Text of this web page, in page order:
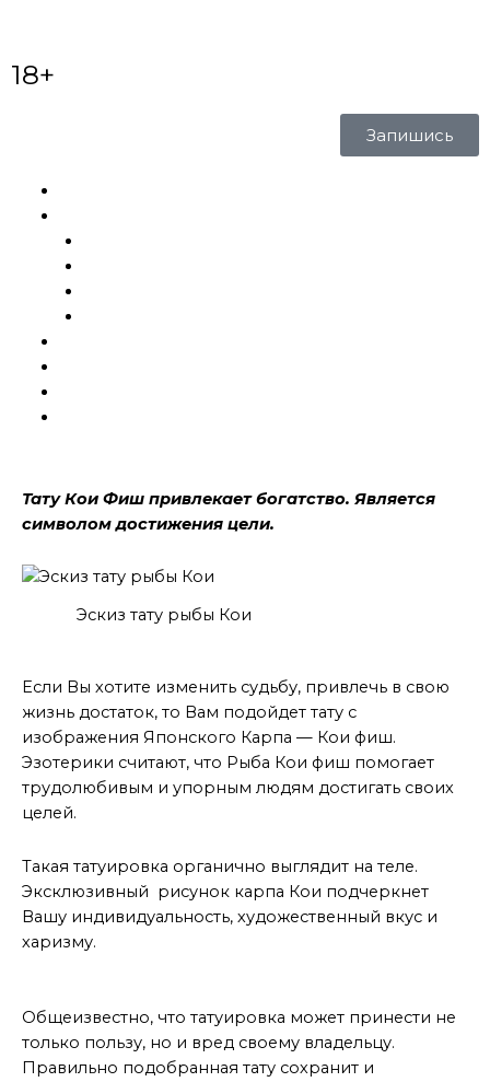
18+
Запишись
Тату Кои Фиш привлекает богатство. Является
символом достижения цели.
Эскиз тату рыбы Кои
Если Вы хотите изменить судьбу, привлечь в свою
жизнь достаток, то Вам подойдет тату с
изображения Японского Карпа — Кои фиш.
Эзотерики считают, что Рыба Кои фиш помогает
трудолюбивым и упорным людям достигать своих
целей.
Такая татуировка органично выглядит на теле.
Эксклюзивный рисунок карпа Кои подчеркнет
Вашу индивидуальность, художественный вкус и
харизму.
Общеизвестно, что татуировка может принести не
только пользу, но и вред своему владельцу.
Правильно подобранная тату сохранит и